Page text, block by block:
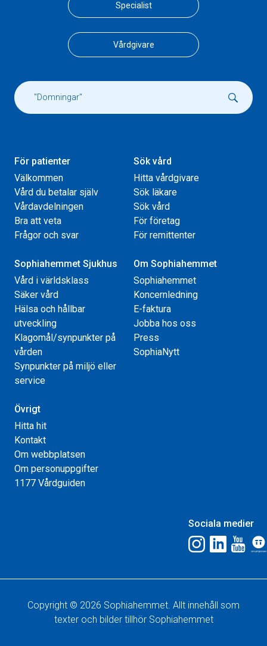
Specialist
Vårdgivare
För patienter
Välkommen
Vård du betalar själv
Vårdavdelningen
Bra att veta
Frågor och svar
Sök vård
Hitta vårdgivare
Sök läkare
Sök vård
För företag
För remittenter
Sophiahemmet Sjukhus
Vård i världsklass
Säker vård
Hälsa och hållbar
utveckling
Klagomål/synpunkter på
vården
Synpunkter på miljö eller
service
Om Sophiahemmet
Sophiahemmet
Koncernledning
E-faktura
Jobba hos oss
Press
SophiaNytt
Övrigt
Hitta hit
Kontakt
Om webbplatsen
Om personuppgifter
1177 Vårdguiden
Sociala medier
Copyright © 2026 Sophiahemmet. Allt innehåll som
texter och bilder tillhör Sophiahemmet